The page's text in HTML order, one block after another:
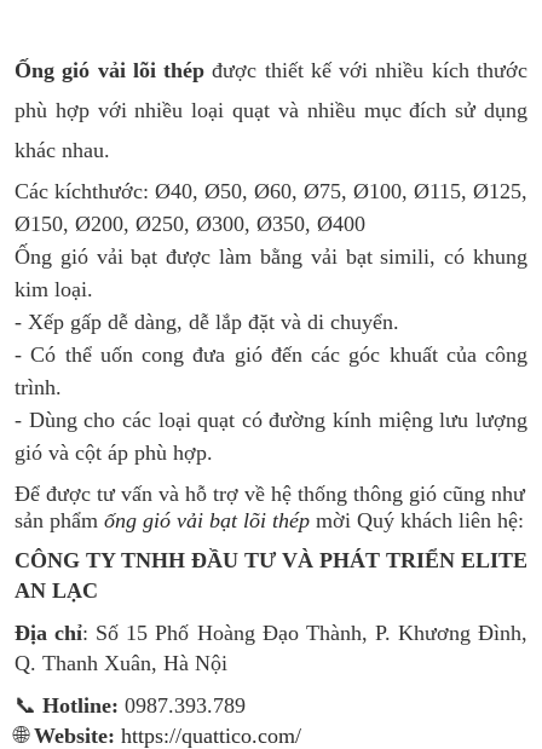
Ống gió vải lõi thép được thiết kế với nhiều kích thước
phù hợp với nhiều loại quạt và nhiều mục đích sử dụng
khác nhau.
Các kíchthước: Ø40, Ø50, Ø60, Ø75, Ø100, Ø115, Ø125,
Ø150, Ø200, Ø250, Ø300, Ø350, Ø400
Ống gió vải bạt được làm bằng vải bạt simili, có khung
kim loại.
- Xếp gấp dễ dàng, dễ lắp đặt và di chuyển.
- Có thể uốn cong đưa gió đến các góc khuất của công
trình.
- Dùng cho các loại quạt có đường kính miệng lưu lượng
gió và cột áp phù hợp.
Để được tư vấn và hỗ trợ về hệ thống thông gió cũng như
sản phẩm ống gió vải bạt lõi thép mời Quý khách liên hệ:
CÔNG TY TNHH ĐẦU TƯ VÀ PHÁT TRIỂN ELITE
AN LẠC
Địa chỉ: Số 15 Phố Hoàng Đạo Thành, P. Khương Đình,
Q. Thanh Xuân, Hà Nội
📞 Hotline: 0987.393.789
🌐Website: https://quattico.com/